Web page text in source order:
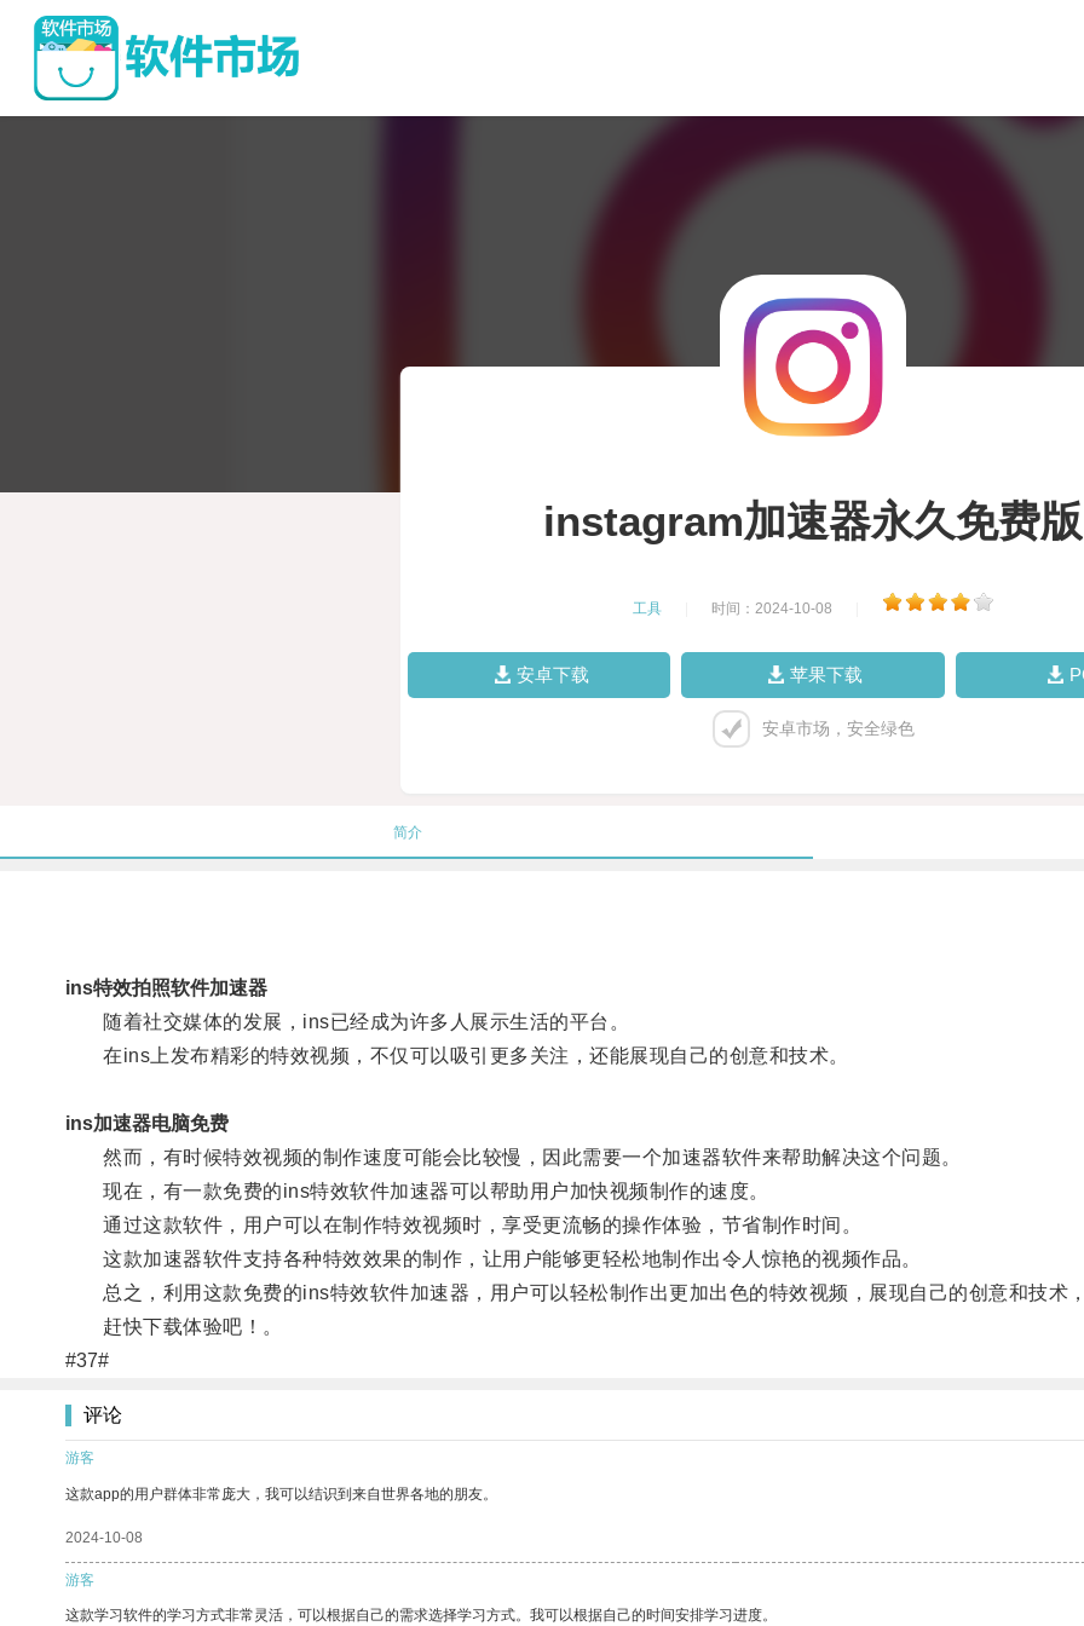
instagram加速器永久免费版
工具 时间：2024-10-08
安卓下载 苹果下载
安卓市场，安全绿色
简介
ins特效拍照软件加速器
随着社交媒体的发展，ins已经成为许多人展示生活的平台。
在ins上发布精彩的特效视频，不仅可以吸引更多关注，还能展现自己的创意和技术。
ins加速器电脑免费
然而，有时候特效视频的制作速度可能会比较慢，因此需要一个加速器软件来帮助解决这个问题。
现在，有一款免费的ins特效软件加速器可以帮助用户加快视频制作的速度。
通过这款软件，用户可以在制作特效视频时，享受更流畅的操作体验，节省制作时间。
这款加速器软件支持各种特效效果的制作，让用户能够更轻松地制作出令人惊艳的视频作品。
总之，利用这款免费的ins特效软件加速器，用户可以轻松制作出更加出色的特效视频，展现自己的创意和技术，
赶快下载体验吧！。
#37#
评论
游客
这款app的用户群体非常庞大，我可以结识到来自世界各地的朋友。
2024-10-08
游客
这款学习软件的学习方式非常灵活，可以根据自己的需求选择学习方式。我可以根据自己的时间安排学习进度。